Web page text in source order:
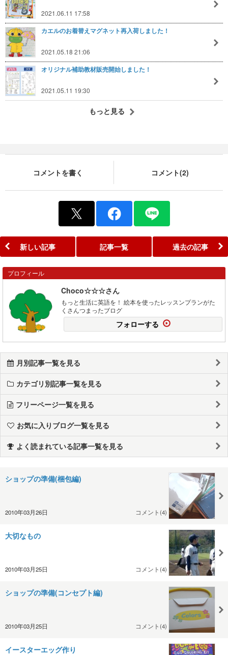
2021.06.11 17:58
カエルのお着替えマグネット再入荷しました！
2021.05.18 21:06
オリジナル補助教材販売開始しました！
2021.05.11 19:30
もっと見る
コメントを書く コメント(2)
新しい記事 記事一覧 過去の記事
プロフィール
Choco☆☆☆さん
もっと生活に英語を！ 絵本を使ったレッスンプランがた
くさんつまったブログ
フォローする
月別記事一覧を見る
カテゴリ別記事一覧を見る
フリーページ一覧を見る
お気に入りブログ一覧を見る
よく読まれている記事一覧を見る
ショップの準備(梱包編)
2010年03月26日 コメント(4)
大切なもの
2010年03月25日 コメント(4)
ショップの準備(コンセプト編)
2010年03月25日 コメント(4)
イースターエッグ作り